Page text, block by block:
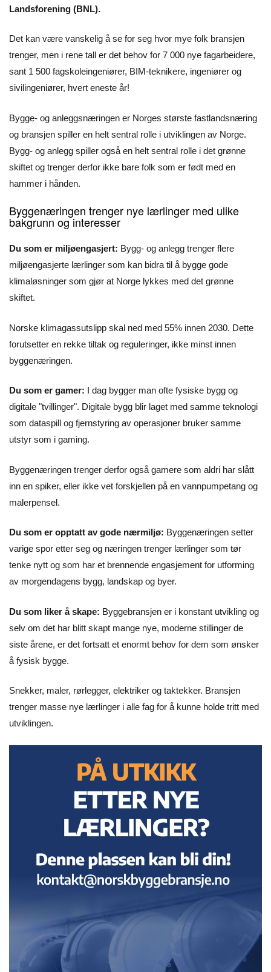
Landsforening (BNL).
Det kan være vanskelig å se for seg hvor mye folk bransjen
trenger, men i rene tall er det behov for 7 000 nye fagarbeidere,
sant 1 500 fagskoleingeniører, BIM-teknikere, ingeniører og
sivilingeniører, hvert eneste år!
Bygge- og anleggsnæringen er Norges største fastlandsnæring
og bransjen spiller en helt sentral rolle i utviklingen av Norge.
Bygg- og anlegg spiller også en helt sentral rolle i det grønne
skiftet og trenger derfor ikke bare folk som er født med en
hammer i hånden.
Byggenæringen trenger nye lærlinger med ulike
bakgrunn og interesser
Du som er miljøengasjert: Bygg- og anlegg trenger flere
miljøengasjerte lærlinger som kan bidra til å bygge gode
klimaløsninger som gjør at Norge lykkes med det grønne
skiftet.
Norske klimagassutslipp skal ned med 55% innen 2030. Dette
forutsetter en rekke tiltak og reguleringer, ikke minst innen
byggenæringen.
Du som er gamer: I dag bygger man ofte fysiske bygg og
digitale "tvillinger". Digitale bygg blir laget med samme teknologi
som dataspill og fjernstyring av operasjoner bruker samme
utstyr som i gaming.
Byggenæringen trenger derfor også gamere som aldri har slått
inn en spiker, eller ikke vet forskjellen på en vannpumpetang og
malerpensel.
Du som er opptatt av gode nærmiljø: Byggenæringen setter
varige spor etter seg og næringen trenger lærlinger som tør
tenke nytt og som har et brennende engasjement for utforming
av morgendagens bygg, landskap og byer.
Du som liker å skape: Byggebransjen er i konstant utvikling og
selv om det har blitt skapt mange nye, moderne stillinger de
siste årene, er det fortsatt et enormt behov for dem som ønsker
å fysisk bygge.
Snekker, maler, rørlegger, elektriker og taktekker. Bransjen
trenger masse nye lærlinger i alle fag for å kunne holde tritt med
utviklingen.